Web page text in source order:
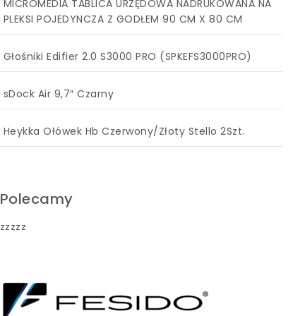
MICROMEDIA TABLICA URZĘDOWA NADRUKOWANA NA
PLEKSI POJEDYNCZA Z GODŁEM 90 CM X 80 CM
Głośniki Edifier 2.0 S3000 PRO (SPKEFS3000PRO)
sDock Air 9,7″ Czarny
Heykka Ołówek Hb Czerwony/Złoty Stello 2Szt.
Polecamy
zzzzz